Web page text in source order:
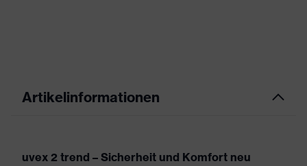
Artikelinformationen
uvex 2 trend – Sicherheit und Komfort neu